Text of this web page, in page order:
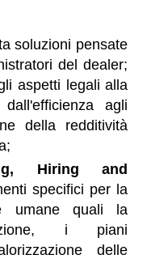
soluzioni pensate
del dealer;
aspetti legali alla
agli
della redditività
Hiring and
specifici per la
umane quali la
i piani
delle